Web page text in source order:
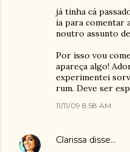
já tinha cá
ia para comentar
noutro assunto
Por isso vou
apareça algo!
experimentei
rum. Deve ser
11/11/09 8:58 AM
Clarissa disse…